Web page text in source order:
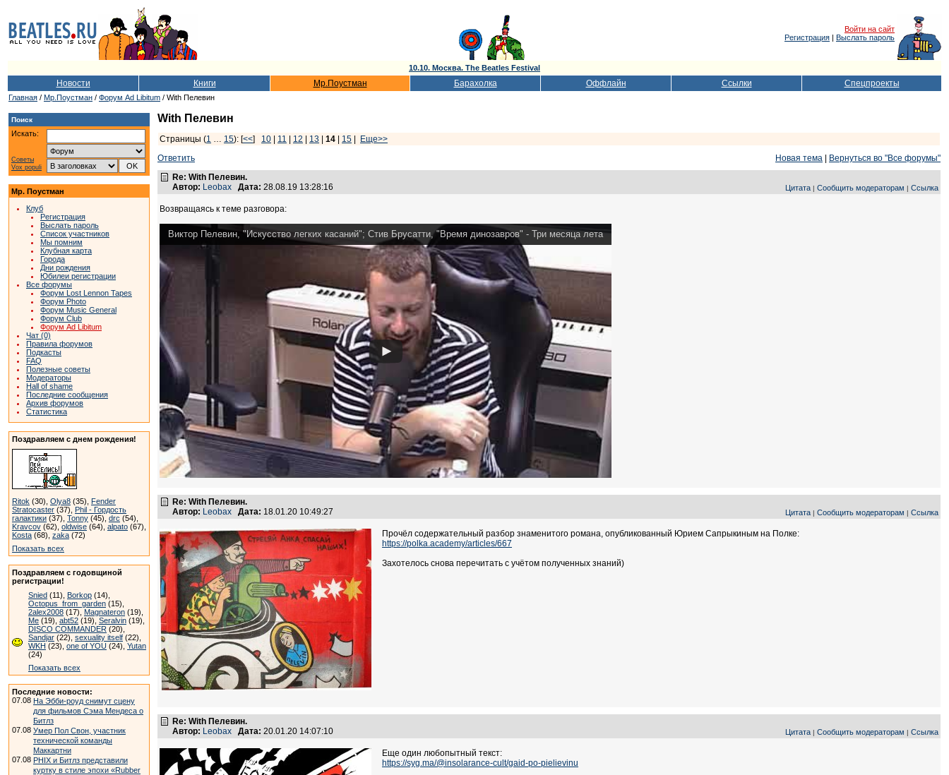
Войти на сайт
Регистрация | Выслать пароль
10.10. Москва. The Beatles Festival
Новости Книги Мр.Поустман Барахолка Оффлайн Ссылки Спецпроекты
Главная / Мр.Поустман / Форум Ad Libitum / With Пелевин
Поиск
Искать:
Советы
Vox populi
Мр. Поустман
Клуб
Регистрация
Выслать пароль
Список участников
Мы помним
Клубная карта
Города
Дни рождения
Юбилеи регистрации
Все форумы
Форум Lost Lennon Tapes
Форум Photo
Форум Music General
Форум Club
Форум Ad Libitum
Чат (0)
Правила форумов
Подкасты
FAQ
Полезные советы
Модераторы
Hall of shame
Последние сообщения
Архив форумов
Статистика
Поздравляем с днем рождения!
Ritok (30), Olya8 (35), Fender
Stratocaster (37), Phil - Гордость
галактики (37), Tonny (45), drc (54),
Kravcov (62), oldwise (64), alpato (67),
Kosta (68), zaka (72)
Показать всех
Поздравляем с годовщиной
регистрации!
Snied (11), Borkop (14),
Octopus_from_garden (15),
2alex2008 (17), Magnateron (19),
Me (19), abt52 (19), Seralvin (19),
DISCO COMMANDER (20),
Sandjar (22), sexuality itself (22),
WKH (23), one of YOU (24), Yutan
(24)
Показать всех
Последние новости:
07.08 На Эбби-роуд снимут сцену
для фильмов Сэма Мендеса о
Битлз
07.08 Умер Пол Свон, участник
технической команды
Маккартни
07.08 PHIX и Битлз представили
куртку в стиле эпохи «Rubber
With Пелевин
Страницы (1 … 15): [<<] 10 11 12 13 14 15
Еще>>
Ответить
Новая тема
Вернуться во "Все форумы"
Re: With Пелевин.
Автор: Leobax Дата: 28.08.19 13:28:16 Цитата Сообщить модераторам Ссылка
Возвращаясь к теме разговора:
Виктор Пелевин, "Искусство легких касаний"; Стив Брусатти, "Время динозавров" - Три месяца лета
Re: With Пелевин.
Автор: Leobax Дата: 18.01.20 10:49:27 Цитата Сообщить модераторам Ссылка
Прочёл содержательный разбор знаменитого романа, опубликованный Юрием Сапрыкиным на Полке:
https://polka.academy/articles/667
Захотелось снова перечитать с учётом полученных знаний)
Re: With Пелевин.
Автор: Leobax Дата: 20.01.20 14:07:10 Цитата Сообщить модераторам Ссылка
Еще один любопытный текст:
https://syg.ma/@insolarance-cult/gaid-po-pielievinu